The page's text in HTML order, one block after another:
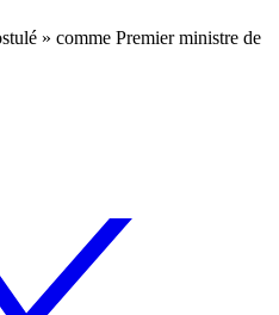
» comme Premier ministre de